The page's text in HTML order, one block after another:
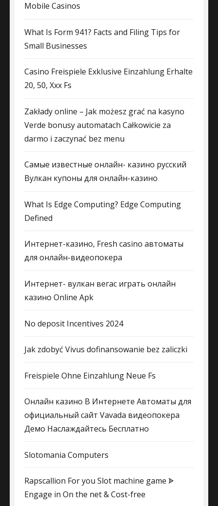
Mobile Casinos
What Is Form 941? Facts and Filing Tips for
Small Businesses
Casino Freispiele Exklusive Einzahlung Erhalte
20, 50, Xxx Fs
Zakłady online – Jak możesz grać na kasyno
Verde bonusy automatach Całkowicie za
darmo i zaczynać bez menu
Самые известные онлайн- казино русский
Вулкан купоны для онлайн-казино
What Is Edge Computing? Edge Computing
Defined
Интернет-казино, Fresh casino автоматы
для онлайн-видеопокера
Интернет- вулкан вегас играть онлайн
казино Online Apk
No deposit Incentives 2024
Jak zdobyć Vivus dofinansowanie bez zaliczki
Freispiele Ohne Einzahlung Neue Fs
Онлайн казино В Интернете Автоматы для
официальный сайт Vavada видеопокера
Демо Наслаждайтесь Бесплатно
Slotomania Computers
Rapscallion For you Slot machine game ᗎ
Engage in On the net & Cost-free